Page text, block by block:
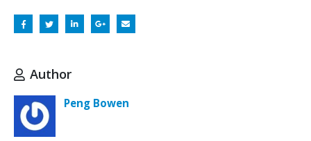
Author
Peng Bowen